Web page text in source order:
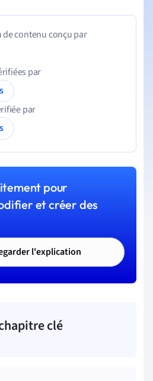
de contenu conçu par
par
par
pour
et créer des
l'explication
clé